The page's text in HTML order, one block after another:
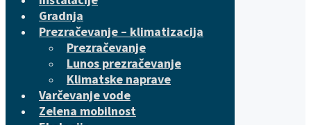
Gradnja
Prezračevanje – klimatizacija
Prezračevanje
Lunos prezračevanje
Klimatske naprave
Varčevanje vode
Zelena mobilnost